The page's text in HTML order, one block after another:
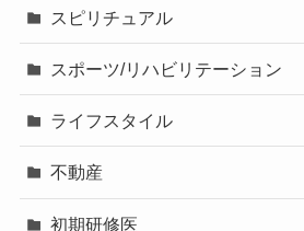
スピリチュアル
スポーツ/リハビリテーション
ライフスタイル
不動産
初期研修医